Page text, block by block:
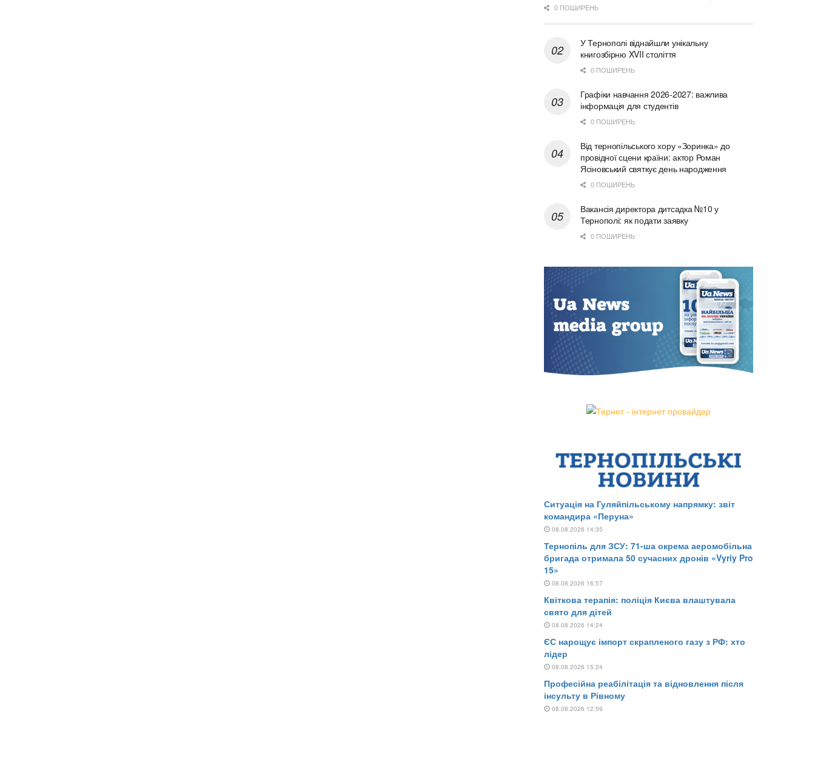
0 ПОШИРЕНЬ
У Тернополі віднайшли унікальну
книгозбірню XVII століття
0 ПОШИРЕНЬ
Графіки навчання 2026-2027: важлива
інформація для студентів
0 ПОШИРЕНЬ
Від тернопільського хору «Зоринка» до
провідної сцени країни: актор Роман
Ясіновський святкує день народження
0 ПОШИРЕНЬ
Вакансія директора дитсадка №10 у
Тернополі: як подати заявку
0 ПОШИРЕНЬ